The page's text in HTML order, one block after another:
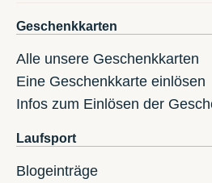
Geschenkkarten
Alle unsere Geschenkkarten
Eine Geschenkkarte einlösen
Infos zum Einlösen der
Laufsport
Blogeinträge